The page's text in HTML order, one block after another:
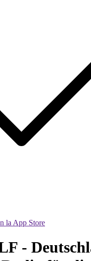
la App Store
-